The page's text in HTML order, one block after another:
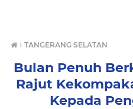
› TANGERANG SELATAN
Bulan Penuh
Rajut
Kepada